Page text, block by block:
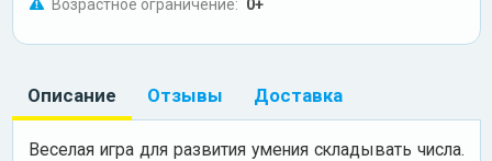
Возрастное ограничение: 0+
Описание Отзывы Доставка
Веселая игра для развития умения складывать числа.